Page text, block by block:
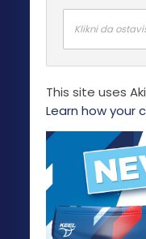
mogu
biti
na
stranici
Klikni da
This site uses
Learn how your